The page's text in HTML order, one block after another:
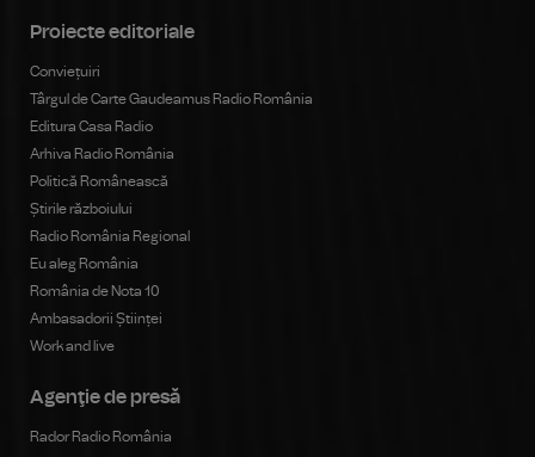
Proiecte editoriale
Conviețuiri
Târgul de Carte Gaudeamus Radio România
Editura Casa Radio
Arhiva Radio România
Politică Românească
Știrile războiului
Radio România Regional
Eu aleg România
România de Nota 10
Ambasadorii Științei
Work and live
Agenţie de presă
Rador Radio România